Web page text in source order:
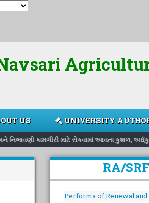
US UNIVERSITY
કામગીરી માટે રોકવામાં આવતા કુશળ,
RA/
Performa of Renewal